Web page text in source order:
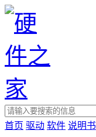
首页 驱动 软件 说明书